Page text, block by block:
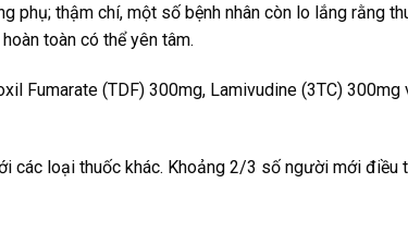
thậm chí, một số bệnh nhân còn lo lắng rằng
toàn có thể yên tâm.
Fumarate (TDF) 300mg, Lamivudine (3TC) 300mg
các loại thuốc khác. Khoảng 2/3 số người mới điều